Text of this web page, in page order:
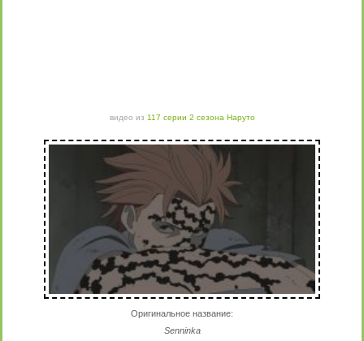
видео из 117 серии 2 сезона Наруто
Оригинальное название:
Senninka